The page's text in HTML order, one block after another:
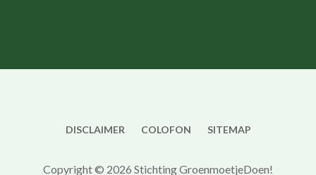
DISCLAIMER COLOFON SITEMAP
Copyright © 2026 Stichting GroenmoetjeDoen!